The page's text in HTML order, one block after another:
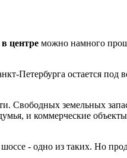
центре можно намного
Петербурга остается под
Свободных земельных
и коммерческие
- одно из таких. Но